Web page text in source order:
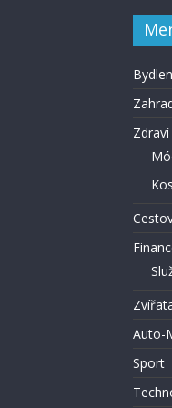
Auto-
Sport